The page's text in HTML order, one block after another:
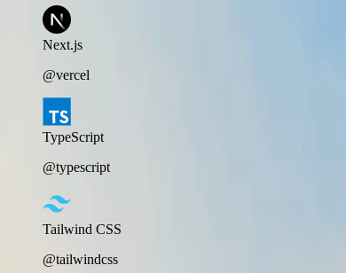
Next.js
@vercel
TypeScript
@typescript
Tailwind CSS
@tailwindcss